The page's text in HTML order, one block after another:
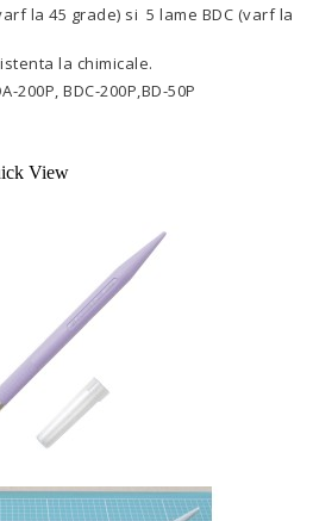
la 45 grade) si 5 lame BDC (varf la
la chimicale.
200P, BDC-200P,BD-50P
View